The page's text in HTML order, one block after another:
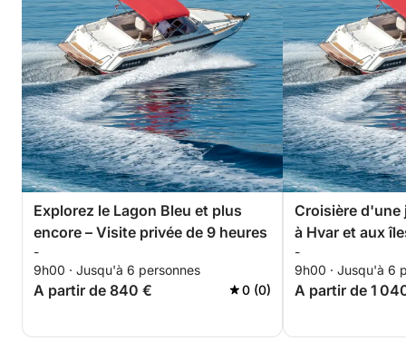
Explorez le Lagon Bleu et plus
encore – Visite privée de 9 heures
-
9h00 · Jusqu'à 6 personnes
A partir de 840 € 0 (0)
Croisière d'une
à Hvar et aux
-
9h00 · Jusqu'à 6
A partir de 1